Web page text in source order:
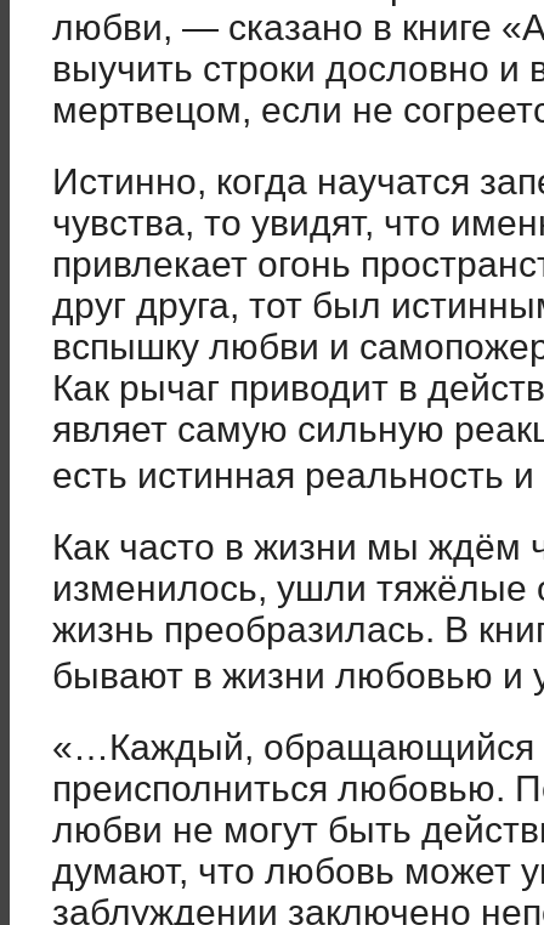
любви, — сказано в книге
выучить строки дословно и
мертвецом, если не
Истинно, когда научатся
чувства, то увидят, что
привлекает огонь
друг друга, тот был
вспышку любви и
Как рычаг приводит в
являет самую сильную
есть истинная реальность
Как часто в жизни мы ждём
изменилось, ушли тяжёлые
жизнь преобразилась. В
бывают в жизни любовью и
«…Каждый, обращающийся
преисполниться любовью.
любви не могут быть
думают, что любовь может
заблуждении заключено